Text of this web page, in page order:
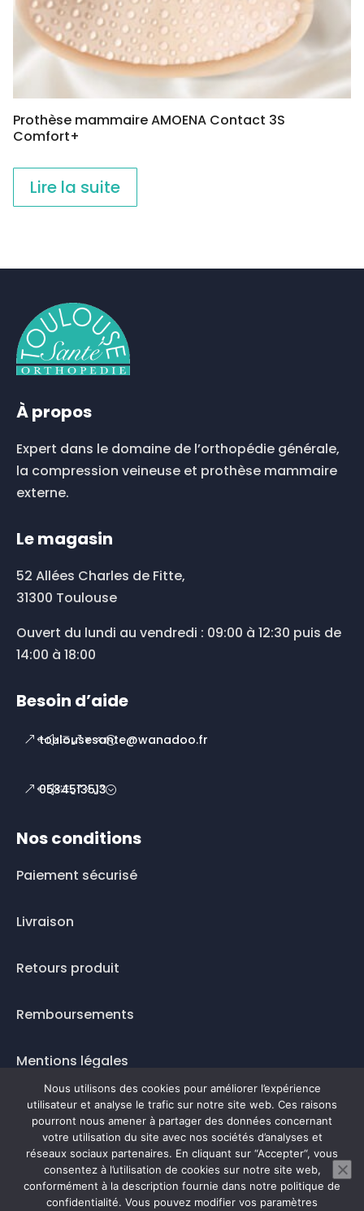
page
du
Prothèse mammaire AMOENA Contact 3S
Comfort+
Lire la suite
À propos
Expert dans le domaine de l’orthopédie générale,
la compression veineuse et prothèse mammaire
externe.
Le magasin
52 Allées Charles de Fitte,
31300 Toulouse
Ouvert du lundi au vendredi : 09:00 à 12:30 puis de
14:00 à 18:00
Besoin d’aide
toulousesante@wanadoo.fr
0534513513
Nos conditions
Paiement sécurisé
Livraison
Retours produit
Remboursements
Mentions légales
Questions fréquentes
Mode de paiement
Nous utilisons des cookies pour améliorer l’expérience
utilisateur et analyse le trafic sur notre site web. Ces raisons
pourront nous amener à partager des données concernant
votre utilisation du site avec nos sociétés d’analyses et
réseaux sociaux partenaires. En cliquant sur “Accepter“, vous
consentez à l’utilisation de cookies sur notre site web,
conformément à la description fournie dans notre politique de
confidentialité. Vous pouvez modifier vos paramètres